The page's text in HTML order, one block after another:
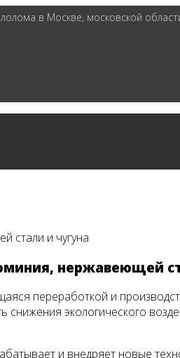
в Москве, московской
стали и чугуна
нержавеющей
переработкой и
снижения экологического
и внедряет новые